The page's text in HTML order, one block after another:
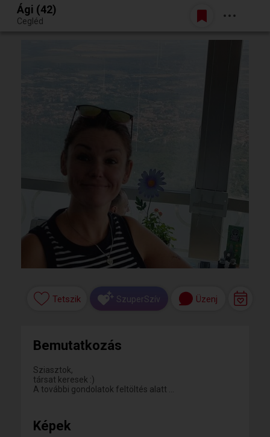
Egy jó randiból bármi lehet.
Belépés
Ági (42)
Cegléd
Tetszik SzuperSzív Üzenj
Bemutatkozás
Sziasztok,
társat keresek :)
A további gondolatok feltöltés alatt ...
Képek